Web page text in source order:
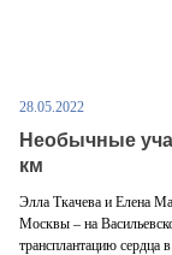
28.05.2022
Необычные
км
Элла Ткачева и Елена
Москвы ‒ на
трансплантацию сердца